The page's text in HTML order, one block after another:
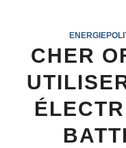
CHER